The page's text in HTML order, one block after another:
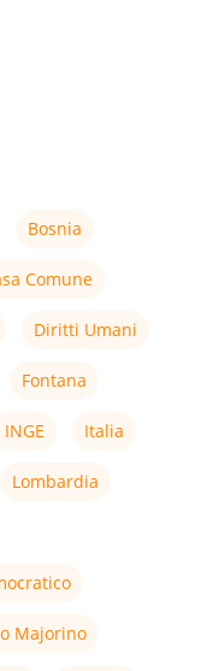
Bosnia
Comune
Diritti Umani
Fontana
INGE Italia
Lombardia
Majorino